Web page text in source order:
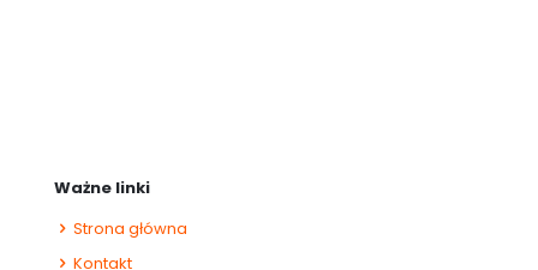
Ważne linki
Strona główna
Kontakt